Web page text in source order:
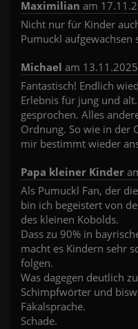
Maximilian am
Nicht nur für Kinder
Pumuckl aufgewachsen
Michael am 13.11.2025
Fantastisch! Endlich
Erlebnis für jung und
gesprochen. Alles
Ordnung. So wie in der
mir bestimmt wieder
Papa kleiner Kinder
Als Pumuckl Fan, der
bin ich begeistert von
des kleinen Kobolds.
Dass zu 90% in
macht es Kindern sehr
folgen.
Was dagegen deutlich
Schimpfwörter und
Fäkalsprache.
Schade.